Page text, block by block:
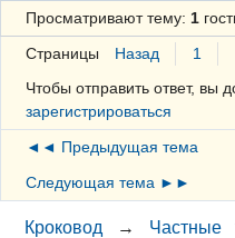
Просматривают тему: 1
Страницы Назад 1
Чтобы отправить ответ, вы
зарегистрироваться
◄◄ Предыдущая тема
Следующая тема ►►
Кроковод → Частные